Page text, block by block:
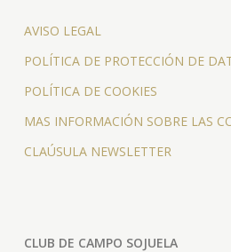
AVISO LEGAL
POLÍTICA DE PROTECCIÓN DE
POLÍTICA DE COOKIES
MAS INFORMACIÓN SOBRE LAS
CLAÚSULA NEWSLETTER
CLUB DE CAMPO SOJUELA